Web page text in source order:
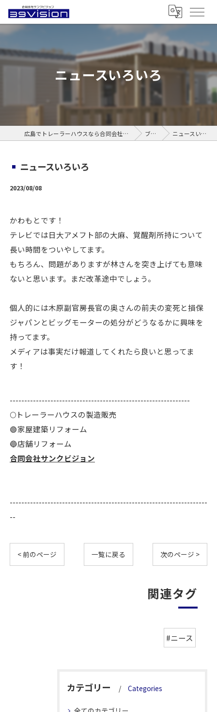
ニュースいろいろ
広島でトレーラーハウスなら合同会社サンクビジョン ブログ ニュースいろいろ
ニュースいろいろ
2023/08/08
かわもとです！
テレビでは日大アメフト部の大麻、覚醒剤所持について
長い時間をついやしてます。
もちろん、問題がありますが林さんを突き上げても意味
ないと思います。まだ改革途中でしょう。
個人的には木原副官房長官の奥さんの前夫の変死と損保
ジャパンとビッグモーターの処分がどうなるかに興味を
持ってます。
メディアは事実だけ報道してくれたら良いと思ってま
す！
--------------------------------------------------------------
🌕️トレーラーハウスの製造販売
🟢家屋建築リフォーム
🔵店舗リフォーム
合同会社サンクビジョン
--------------------------------------------------------------------
--
< 前のページ 一覧に戻る 次のページ >
関連タグ
#ニース
カテゴリー Categories